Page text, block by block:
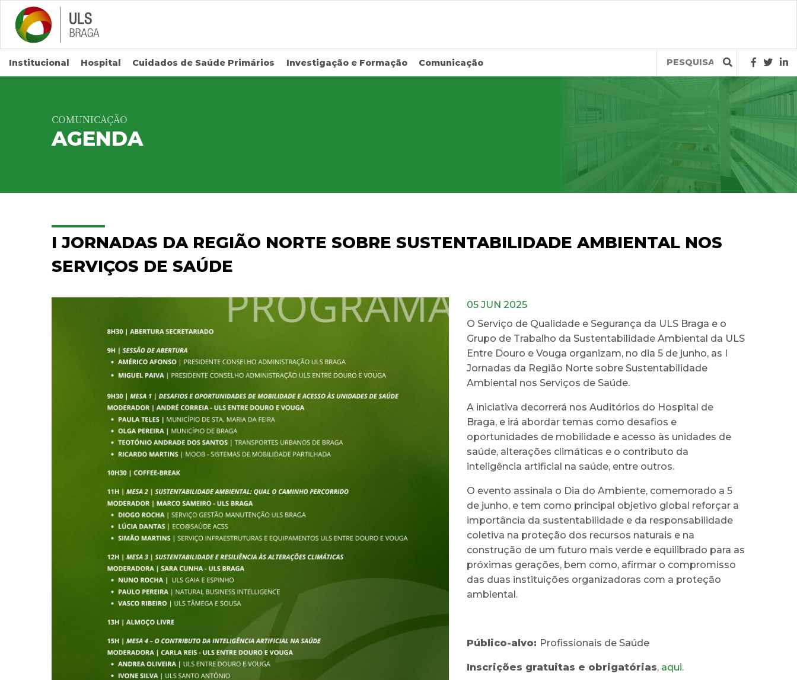
Saltar para conteúdo principal
Institucional Hospital Cuidados de Saúde Primários Investigação e Formação Comunicação
Query
COMUNICAÇÃO
AGENDA
I JORNADAS DA REGIÃO NORTE SOBRE SUSTENTABILIDADE AMBIENTAL NOS
SERVIÇOS DE SAÚDE
05 JUN 2025
O Serviço de Qualidade e Segurança da ULS Braga e o
Grupo de Trabalho da Sustentabilidade Ambiental da ULS
Entre Douro e Vouga organizam, no dia 5 de junho, as I
Jornadas da Região Norte sobre Sustentabilidade
Ambiental nos Serviços de Saúde.
A iniciativa decorrerá nos Auditórios do Hospital de
Braga, e irá abordar temas como desafios e
oportunidades de mobilidade e acesso às unidades de
saúde, alterações climáticas e o contributo da
inteligência artificial na saúde, entre outros.
O evento assinala o Dia do Ambiente, comemorado a 5
de junho, e tem como principal objetivo global reforçar a
importância da sustentabilidade e da responsabilidade
coletiva na proteção dos recursos naturais e na
construção de um futuro mais verde e equilibrado para as
próximas gerações, bem como, afirmar o compromisso
das duas instituições organizadoras com a proteção
ambiental.
Público-alvo: Profissionais de Saúde
Inscrições gratuitas e obrigatórias, aqui.